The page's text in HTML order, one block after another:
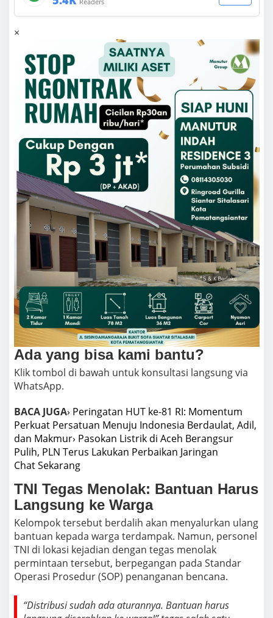
×
Ada yang bisa kami bantu?
Klik tombol di bawah untuk konsultasi langsung via
WhatsApp.
BACA JUGA› Peringatan HUT ke-81 RI: Momentum
Perkuat Persatuan Menuju Indonesia Berdaulat, Adil,
dan Makmur› Pasokan Listrik di Aceh Berangsur
Pulih, PLN Terus Lakukan Perbaikan Jaringan
Chat Sekarang
TNI Tegas Menolak: Bantuan Harus
Langsung ke Warga
Kelompok tersebut berdalih akan menyalurkan ulang
bantuan kepada warga terdampak. Namun, personel
TNI di lokasi kejadian dengan tegas menolak
permintaan tersebut, berpegangan pada Standar
Operasi Prosedur (SOP) penanganan bencana.
“Distribusi sudah ada aturannya. Bantuan harus